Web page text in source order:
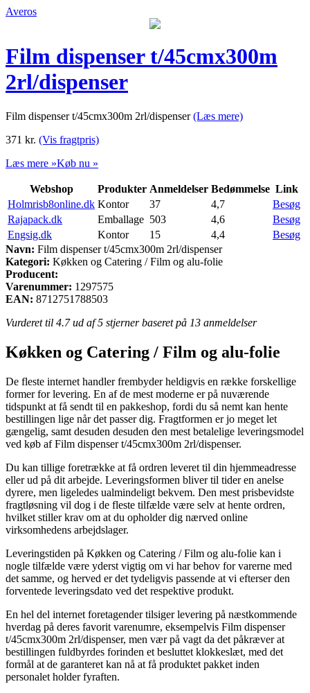
Averos
Film dispenser t/45cmx300m
2rl/dispenser
Film dispenser t/45cmx300m 2rl/dispenser(Læs mere)
371 kr. (Vis fragtpris)
Læs mere »Køb nu »
Webshop Produkter Anmeldelser Bedømmelse Link
Holmrisb8online.dk Kontor 37 4,7
Besøg
Rajapack.dk
Emballage 503 4,6
Besøg
Engsig.dk
Kontor 15 4,4
Besøg
Navn: Film dispenser t/45cmx300m 2rl/dispenser
Kategori: Køkken og Catering / Film og alu-folie
Producent:
Varenummer: 1297575
EAN: 8712751788503
Vurderet til 4.7ud af 5 stjerner baseret på 13 anmeldelser
Køkken og Catering / Film og alu-folie
De fleste internet handler frembyder heldigvis en række forskellige
former for levering. En af de mest moderne er på nuværende
tidspunkt at få sendt til en pakkeshop, fordi du så nemt kan hente
bestillingen lige når det passer dig. Fragtformen er jo meget let
gængelig, samt desuden desuden den mest betalelige leveringsmodel
ved køb af Film dispenser t/45cmx300m 2rl/dispenser.
Du kan tillige foretrække at få ordren leveret til din hjemmeadresse
eller ud på dit arbejde. Leveringsformen bliver til tider en anelse
dyrere, men ligeledes ualmindeligt bekvem. Den mest prisbevidste
fragtløsning vil dog i de fleste tilfælde være selv at hente ordren,
hvilket stiller krav om at du opholder dig nærved online
virksomhedens arbejdslager.
Leveringstiden på Køkken og Catering / Film og alu-folie kan i
nogle tilfælde være yderst vigtig om vi har behov for varerne med
det samme, og herved er det tydeligvis passende at vi efterser den
forventede leveringsdato ved det respektive produkt.
En hel del internet foretagender tilsiger levering på næstkommende
hverdag på deres favorit varenumre, eksempelvis Film dispenser
t/45cmx300m 2rl/dispenser, men vær på vagt da det påkræver at
bestillingen fuldbyrdes forinden et besluttet klokkeslæt, med det
formål at de garanteret kan nå at få produktet pakket inden
personalet holder fyraften.